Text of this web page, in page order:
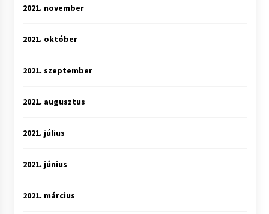
2021. november
2021. október
2021. szeptember
2021. augusztus
2021. július
2021. június
2021. március